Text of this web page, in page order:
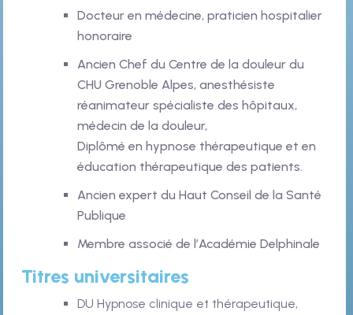
Docteur en médecine, praticien hospitalier
honoraire
Ancien Chef du Centre de la douleur du
CHU Grenoble Alpes, anesthésiste
réanimateur spécialiste des hôpitaux,
médecin de la douleur,
Diplômé en hypnose thérapeutique et en
éducation thérapeutique des patients.
Ancien expert du Haut Conseil de la Santé
Publique
Membre associé de l’Académie Delphinale
Titres universitaires
DU Hypnose clinique et thérapeutique,